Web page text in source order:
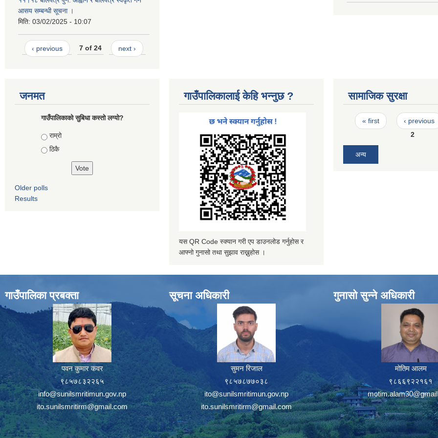
आसय सम्बन्धी सूचना ।
मिति: 03/02/2025 - 10:07
‹ previous 7 of 24 next ›
जनमत
गाउँपालिकाको सुबिधा कस्तो लग्यो?
Choices
राम्रो
ठिकै
Older polls
Results
गाउँपालिकालाई केहि भन्नुछ ?
यस QR Code स्क्यान गरी एप डाउनलोड गर्नुहोस र
आफ्नो गुनासो तथा सुझाव राख्नुहोस ।
सामाजिक सुरक्षा
Pages
« first
‹ previous
2
अन्य
गाउँपालिका प्रबक्ता
पवन कुमार कवर
९८५७८३२२६५
info@sunilsmritimun.gov.np
ito.sunilsmritirm@gmail.com
सूचना अधिकारी
सुमन रिजाल
९८५७८७७०३८
ito@sunilsmritimun.gov.np
ito.sunilsmritirm@gmail.com
गुनासो सुन्ने अधिकारी
मोतिम आलम
९८६६९२२१६१